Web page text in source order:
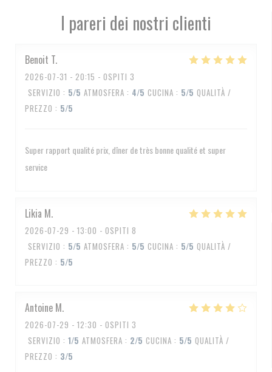
I pareri dei nostri clienti
Benoit T
2026-07-31 - 20:15 - OSPITI 3
SERVIZIO : 5/5 ATMOSFERA : 4/5 CUCINA : 5/5 QUALITÀ /
PREZZO : 5/5
Super rapport qualité prix, dîner de très bonne qualité et super
service
Likia M
2026-07-29 - 13:00 - OSPITI 8
SERVIZIO : 5/5 ATMOSFERA : 5/5 CUCINA : 5/5 QUALITÀ /
PREZZO : 5/5
Antoine M
2026-07-29 - 12:30 - OSPITI 3
SERVIZIO : 1/5 ATMOSFERA : 2/5 CUCINA : 5/5 QUALITÀ /
PREZZO : 3/5